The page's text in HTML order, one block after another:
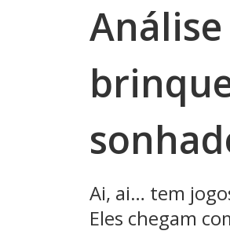
Ai, ai… tem
Eles chegam